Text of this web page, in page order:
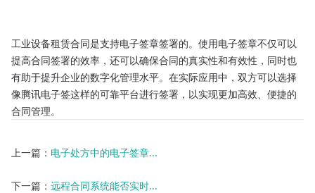
工业设备租赁合同是支持电子签章签署的。使用电子签章不仅可以
提高合同签署的效率，还可以确保合同的真实性和有效性，同时也
有助于提升企业的数字化管理水平。在实际应用中，双方可以选择
像腾讯电子签这样的可靠平台进行签署，以实现更加高效、便捷的
合同管理。
上一篇： 电子处方中的电子签章...
下一篇： 远程合同系统能否实时...